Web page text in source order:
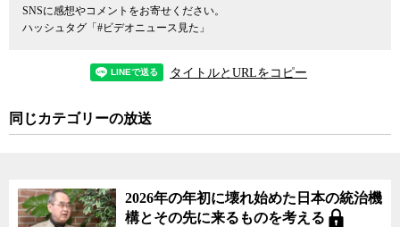
SNSに感想やコメントをお寄せください。
ハッシュタグ「#ビデオニュース見た」
タイトルとURLをコピー
同じカテゴリーの放送
2026年の年初に壊れ始めた日本の統治機
構とその先に来るものを考える